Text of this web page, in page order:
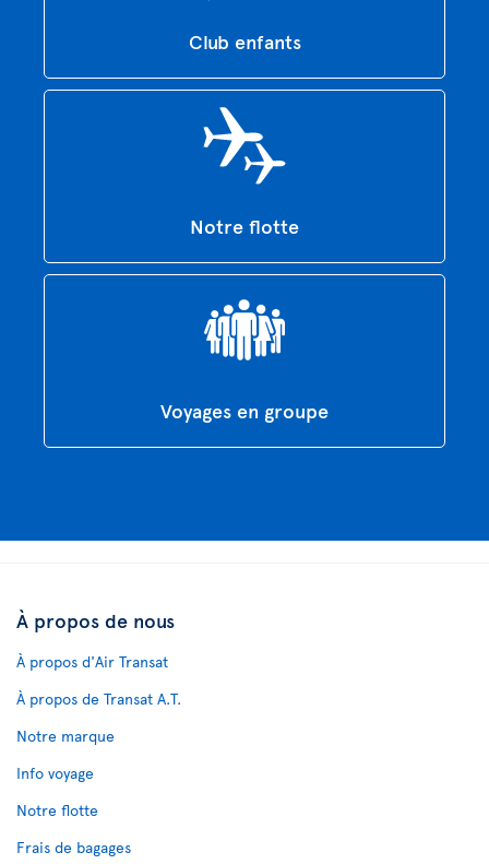
Club enfants
Notre flotte
Voyages en groupe
À propos de nous
À propos d'Air Transat
À propos de Transat A.T.
Notre marque
Info voyage
Notre flotte
Frais de bagages